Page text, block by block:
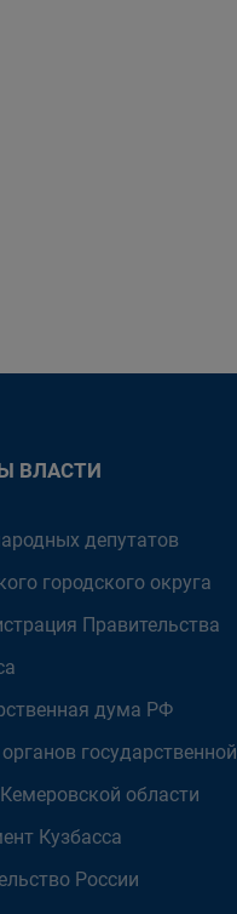
ВЛАСТИ
депутатов
городского округа
Правительства
дума РФ
государственной
области
Кузбасса
России